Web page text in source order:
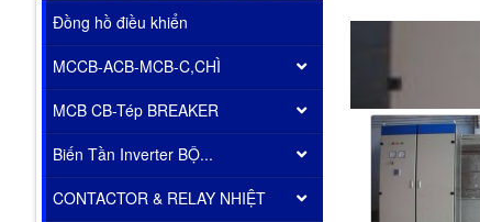
Đồng hồ điều khiển
MCCB-ACB-MCB-C,CHÌ
MCB CB-Tép BREAKER
Biến Tần Inverter BỘ...
CONTACTOR & RELAY NHIỆT